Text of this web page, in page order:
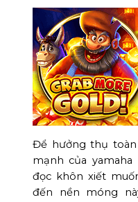
Để hưởng thụ
mạnh của
đọc khôn xiết
đến nền móng